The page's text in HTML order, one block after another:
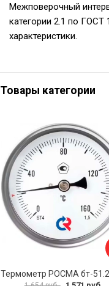
Межповерочный
категории 2.1 по ГОСТ
характеристики.
Товары категории